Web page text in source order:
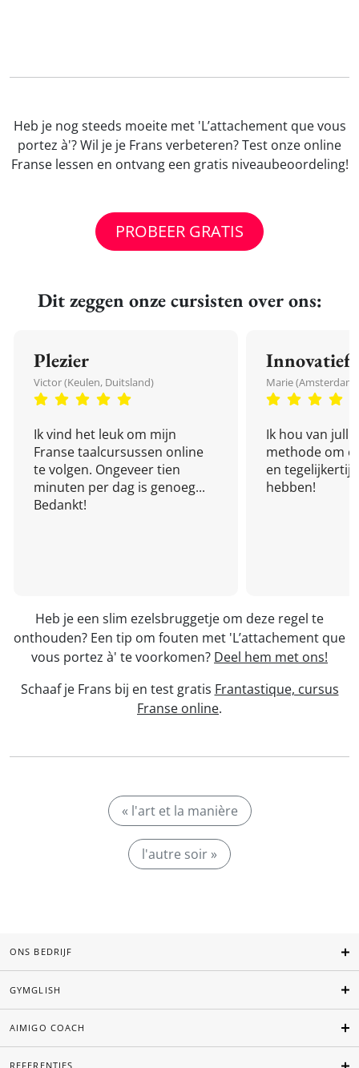
Heb je nog steeds moeite met 'L’attachement que vous
portez à'? Wil je je Frans verbeteren? Test onze online
Franse lessen en ontvang een gratis niveaubeoordeling!
PROBEER GRATIS
Dit zeggen onze cursisten over ons:
Plezier
Victor (Keulen, Duitsland)
Ik vind het leuk om mijn
Franse taalcursussen online
te volgen. Ongeveer tien
minuten per dag is genoeg...
Bedankt!
Innovatief
Marie
Ik hou van
methode om
en
hebben!
Heb je een slim ezelsbruggetje om deze regel te
onthouden? Een tip om fouten met 'L’attachement que
vous portez à' te voorkomen? Deel hem met ons!
Schaaf je Frans bij en test gratis Frantastique, cursus
Franse online.
« l'art et la manière
l'autre soir »
ONS BEDRIJF
GYMGLISH
AIMIGO COACH
REFERENTIES